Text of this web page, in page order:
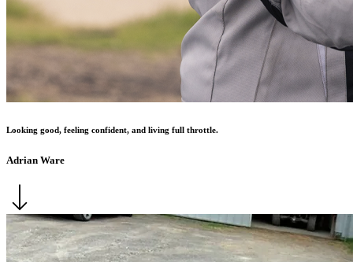
Looking good, feeling confident, and living full throttle.
Adrian Ware